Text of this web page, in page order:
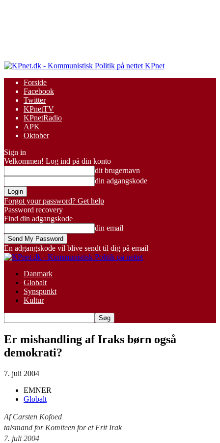
KPnet
Forside
Facebook
Twitter
KPnetTV
KPnetRadio
APK
Oktober
Sign in
Velkommen! Log ind på din konto
dit brugernavn
din adgangskode
Forgot your password? Get help
Password recovery
Find din adgangskode
din email
En adgangskode vil blive sendt til dig på email
Danmark
Globalt
Synspunkt
Kultur
Er mishandling af Iraks børn også
demokrati?
7. juli 2004
EMNER
Globalt
Af Carsten Kofoed
talsmand for Komiteen for et Frit Irak
7. juli 2004